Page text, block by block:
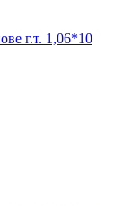
г.т. 1,06*10